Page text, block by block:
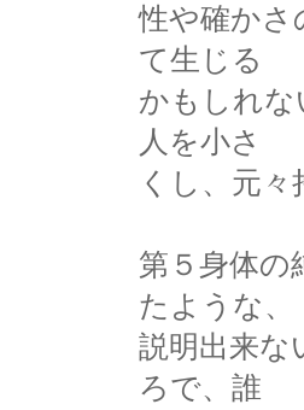
性や確かさ
て生じる
かもしれ
人を小さ
くし、元
第５身体の
たような、
説明出来な
ろで、誰